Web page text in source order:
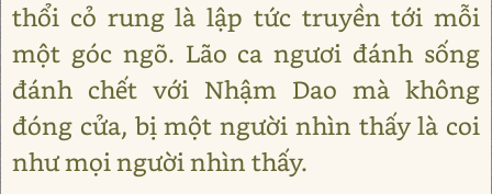
thổi cỏ rung là lập tức truyền tới mỗi
một góc ngõ. Lão ca ngươi đánh sống
đánh chết với Nhậm Dao mà không
đóng cửa, bị một người nhìn thấy là coi
như mọi người nhìn thấy.